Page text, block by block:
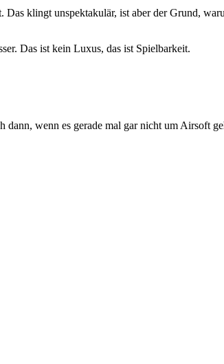
klingt unspektakulär, ist aber der Grund,
Das ist kein Luxus, das ist Spielbarkeit.
wenn es gerade mal gar nicht um Airsoft